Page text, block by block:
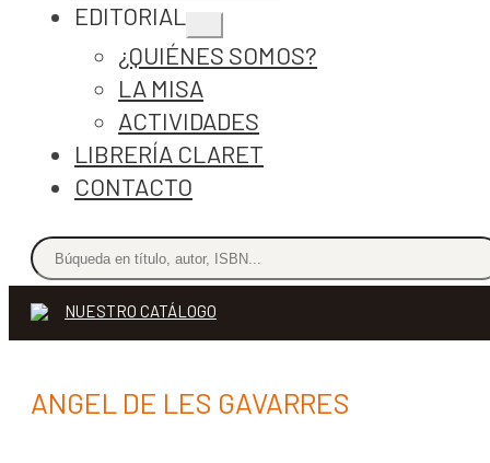
EDITORIAL
Expandir
el
menú
¿QUIÉNES SOMOS?
LA MISA
ACTIVIDADES
LIBRERÍA CLARET
CONTACTO
NUESTRO CATÁLOGO
ANGEL DE LES GAVARRES